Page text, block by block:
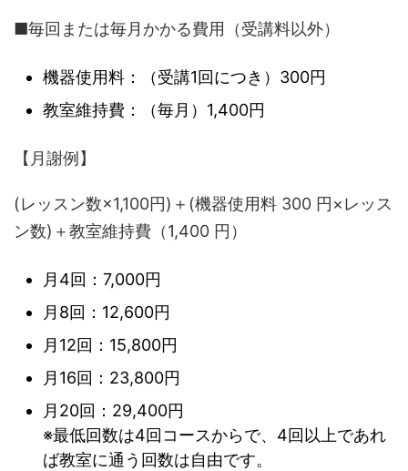
■毎回または毎月かかる費用（受講料以外）
機器使用料：（受講1回につき）300円
教室維持費：（毎月）1,400円
【月謝例】
(レッスン数×1,100円)＋(機器使用料 300 円×レッス
ン数)＋教室維持費（1,400 円）
月4回：7,000円
月8回：12,600円
月12回：15,800円
月16回：23,800円
月20回：29,400円
※最低回数は4回コースからで、4回以上であれ
ば教室に通う回数は自由です。